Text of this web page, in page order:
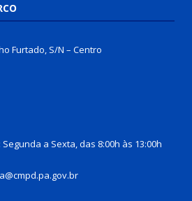
Furtado, S/N – Centro
a Sexta, das 8:00h às 13:00h